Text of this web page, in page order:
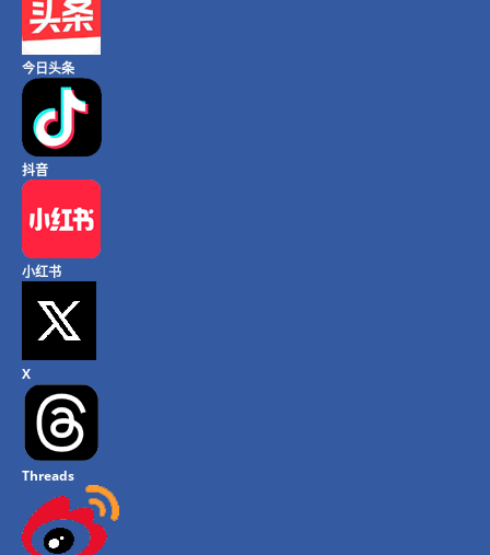
今日头条
抖音
小红书
X
Threads